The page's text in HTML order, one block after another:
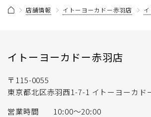
店舗情報 イトーヨーカドー赤羽店
イトーヨーカドー赤羽店
〒115-0055
東京都北区赤羽西1-7-1 イトーヨーカド
営業時間
10:00〜20:00